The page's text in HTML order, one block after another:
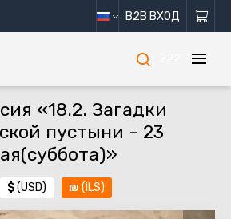
B2B ВХОД
«18.2. Загадки
пустыни - 23
$(USD) ₪ (ILS)